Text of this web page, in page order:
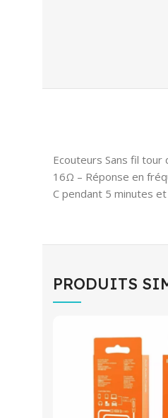
Ecouteurs Sans fil tour
16Ω – Réponse en
C pendant 5 minutes
PRODUITS